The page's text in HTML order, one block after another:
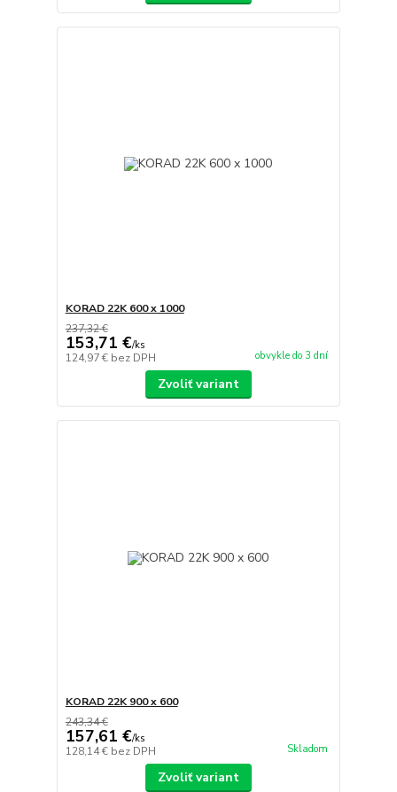
KORAD 22K 600 x 1000
237,32 €
153,71 €/ks
124,97 € bez DPH obvykle do 3 dní
Zvoliť variant
KORAD 22K 900 x 600
243,34 €
157,61 €/ks
128,14 € bez DPH Skladom
Zvoliť variant